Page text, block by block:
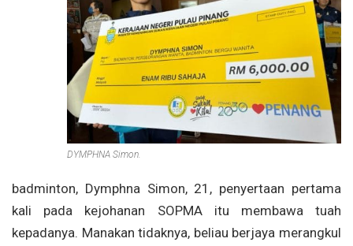
DYMPHNA Simon.
badminton, Dymphna Simon, 21, penyertaan pertama
kali pada kejohanan SOPMA itu membawa tuah
kepadanya. Manakan tidaknya, beliau berjaya merangkul